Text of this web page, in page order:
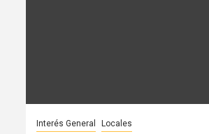
Interés General Locales